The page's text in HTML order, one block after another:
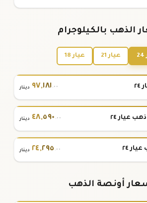
الذهب بالكيلوجرام
عيار 21 عيار 18
٩٧,١٨١.٠٠ دينار
عيار ٢٤ ٤٨,٥٩٠ .٠٠ دينار
٢٤ ٢٤,٢٩٥ .٠٠ دينار
أونصة الذهب